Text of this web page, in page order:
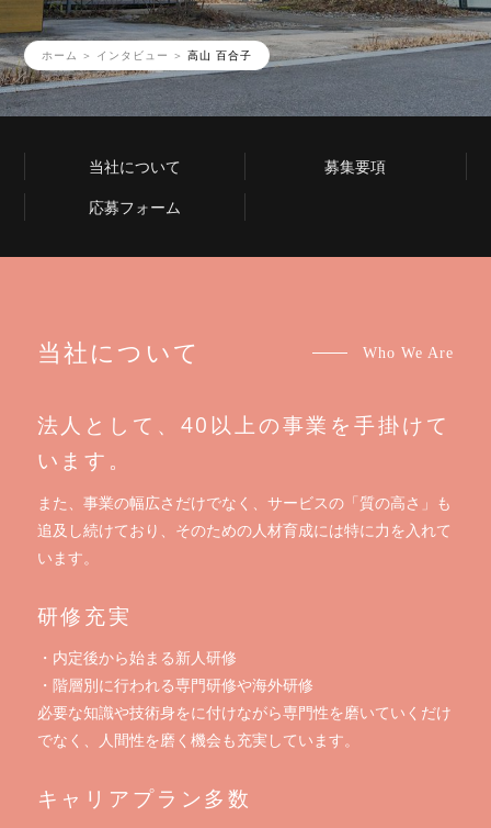
ホーム インタビュー 高山 百合子
当社について
募集要項
応募フォーム
当社について Who We Are
法人として、40以上の事業を手掛けて
います。
また、事業の幅広さだけでなく、サービスの「質の高さ」も
追及し続けており、そのための人材育成には特に力を入れて
います。
研修充実
・内定後から始まる新人研修
・階層別に行われる専門研修や海外研修
必要な知識や技術身をに付けながら専門性を磨いていくだけ
でなく、人間性を磨く機会も充実しています。
キャリアプラン多数